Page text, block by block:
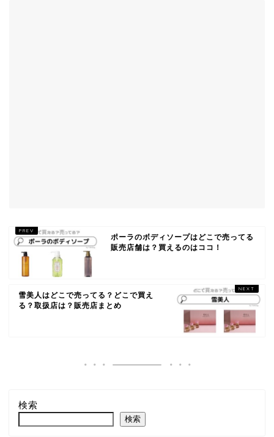
ポーラのボディソープはどこで売ってる
雪美人はどこで売ってる？どこで買え